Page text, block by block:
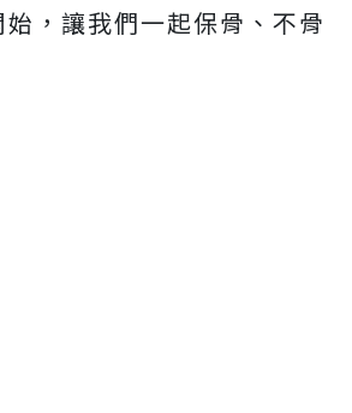
，讓我們一起保骨、不骨